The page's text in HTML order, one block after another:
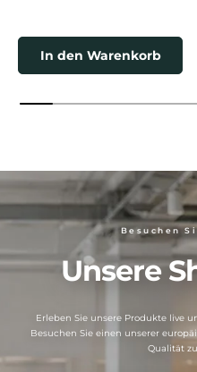
In den Warenkorb
Besuchen
Unsere
Erleben Sie unsere Produkte live
Besuchen Sie einen unserer
Qualität